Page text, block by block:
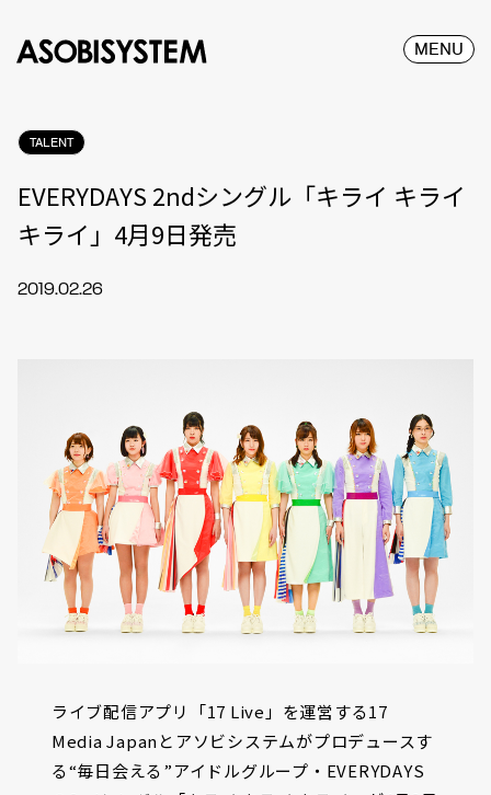
MENU
TALENT
EVERYDAYS 2ndシングル「キライ キライ
キライ」4月9日発売
2019.02.26
ライブ配信アプリ「17 Live」を運営する17
Media Japanとアソビシステムがプロデュースす
る“毎日会える”アイドルグループ・EVERYDAYS